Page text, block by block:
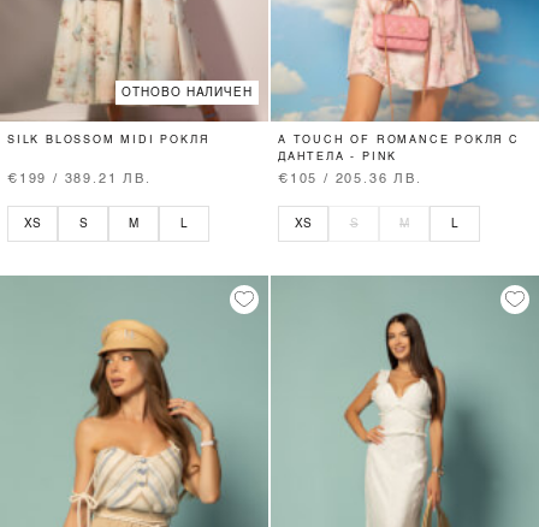
ОТНОВО НАЛИЧЕН
SILK BLOSSOM MIDI РОКЛЯ
€199 / 389.21 ЛВ.
XS S M L
A TOUCH OF ROMANCE РОКЛЯ С
ДАНТЕЛА - PINK
€105 / 205.36 ЛВ.
XS S M L